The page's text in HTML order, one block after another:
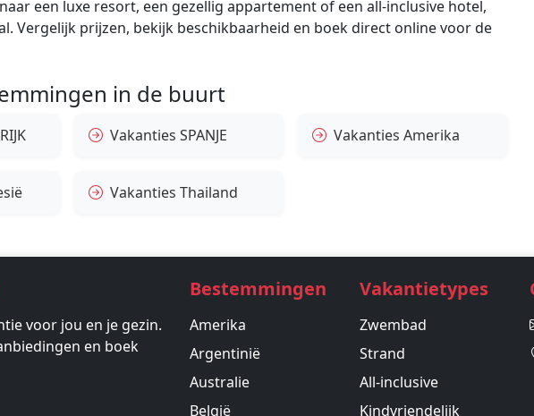
een luxe resort, een gezellig appartement of een all-inclusive hotel,
Vergelijk prijzen, bekijk beschikbaarheid en boek direct online voor de
in de buurt
Vakanties SPANJE Vakanties Amerika
Vakanties Thailand
voor jou en je gezin.
en boek
Bestemmingen
Amerika
Argentinië
Australie
België
Vakantietypes
Zwembad
Strand
All-inclusive
Kindvriendelijk